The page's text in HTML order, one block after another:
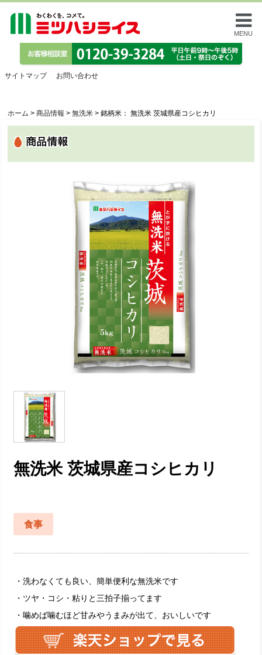
MENU
サイトマップ お問い合わせ
ホーム > 商品情報 > 無洗米 > 銘柄米： 無洗米 茨城県産コシヒカリ
無洗米 茨城県産コシヒカリ
食事
・洗わなくても良い、簡単便利な無洗米です
・ツヤ・コシ・粘りと三拍子揃ってます
・噛めば噛むほど甘みやうまみが出て、おいしいです